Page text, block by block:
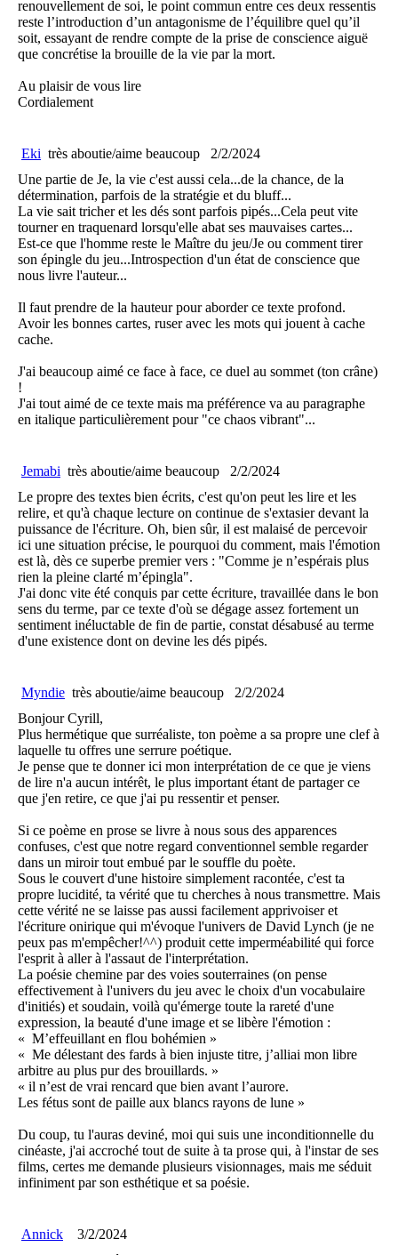
renouvellement de soi, le point commun entre ces deux ressentis
reste l’introduction d’un antagonisme de l’équilibre quel qu’il
soit, essayant de rendre compte de la prise de conscience aiguë
que concrétise la brouille de la vie par la mort.
Au plaisir de vous lire
Cordialement
Eki très aboutie/aime beaucoup
2/2/2024
Une partie de Je, la vie c'est aussi cela...de la chance, de la
détermination, parfois de la stratégie et du bluff...
La vie sait tricher et les dés sont parfois pipés...Cela peut vite
tourner en traquenard lorsqu'elle abat ses mauvaises cartes...
Est-ce que l'homme reste le Maître du jeu/Je ou comment tirer
son épingle du jeu...Introspection d'un état de conscience que
nous livre l'auteur...
Il faut prendre de la hauteur pour aborder ce texte profond.
Avoir les bonnes cartes, ruser avec les mots qui jouent à cache
cache.
J'ai beaucoup aimé ce face à face, ce duel au sommet (ton crâne)
!
J'ai tout aimé de ce texte mais ma préférence va au paragraphe
en italique particulièrement pour "ce chaos vibrant"...
Jemabi très aboutie/aime beaucoup
2/2/2024
Le propre des textes bien écrits, c'est qu'on peut les lire et les
relire, et qu'à chaque lecture on continue de s'extasier devant la
puissance de l'écriture. Oh, bien sûr, il est malaisé de percevoir
ici une situation précise, le pourquoi du comment, mais l'émotion
est là, dès ce superbe premier vers : "Comme je n’espérais plus
rien la pleine clarté m’épingla".
J'ai donc vite été conquis par cette écriture, travaillée dans le bon
sens du terme, par ce texte d'où se dégage assez fortement un
sentiment inéluctable de fin de partie, constat désabusé au terme
d'une existence dont on devine les dés pipés.
Myndie très aboutie/aime beaucoup
2/2/2024
Bonjour Cyrill,
Plus hermétique que surréaliste, ton poème a sa propre une clef à
laquelle tu offres une serrure poétique.
Je pense que te donner ici mon interprétation de ce que je viens
de lire n'a aucun intérêt, le plus important étant de partager ce
que j'en retire, ce que j'ai pu ressentir et penser.
Si ce poème en prose se livre à nous sous des apparences
confuses, c'est que notre regard conventionnel semble regarder
dans un miroir tout embué par le souffle du poète.
Sous le couvert d'une histoire simplement racontée, c'est ta
propre lucidité, ta vérité que tu cherches à nous transmettre. Mais
cette vérité ne se laisse pas aussi facilement apprivoiser et
l'écriture onirique qui m'évoque l'univers de David Lynch (je ne
peux pas m'empêcher!^^) produit cette imperméabilité qui force
l'esprit à aller à l'assaut de l'interprétation.
La poésie chemine par des voies souterraines (on pense
effectivement à l'univers du jeu avec le choix d'un vocabulaire
d'initiés) et soudain, voilà qu'émerge toute la rareté d'une
expression, la beauté d'une image et se libère l'émotion :
« M’effeuillant en flou bohémien »
« Me délestant des fards à bien injuste titre, j’alliai mon libre
arbitre au plus pur des brouillards. »
« il n’est de vrai rencard que bien avant l’aurore.
Les fétus sont de paille aux blancs rayons de lune »
Du coup, tu l'auras deviné, moi qui suis une inconditionnelle du
cinéaste, j'ai accroché tout de suite à ta prose qui, à l'instar de ses
films, certes me demande plusieurs visionnages, mais me séduit
infiniment par son esthétique et sa poésie.
Annick
3/2/2024